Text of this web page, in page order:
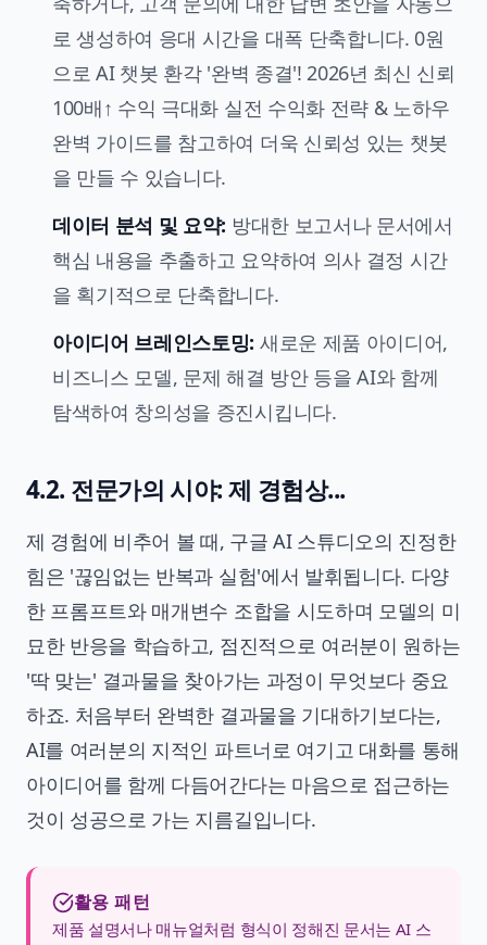
로 생성하여 응대 시간을 대폭 단축합니다. 0원
으로 AI 챗봇 환각 '완벽 종결'! 2026년 최신 신뢰
100배↑ 수익 극대화 실전 수익화 전략 & 노하우
완벽 가이드를 참고하여 더욱 신뢰성 있는 챗봇
을 만들 수 있습니다.
데이터 분석 및 요약: 방대한 보고서나 문서에서
핵심 내용을 추출하고 요약하여 의사 결정 시간
을 획기적으로 단축합니다.
아이디어 브레인스토밍: 새로운 제품 아이디어,
비즈니스 모델, 문제 해결 방안 등을 AI와 함께
탐색하여 창의성을 증진시킵니다.
4.2. 전문가의 시야: 제 경험상...
제 경험에 비추어 볼 때, 구글 AI 스튜디오의 진정한
힘은 '끊임없는 반복과 실험'에서 발휘됩니다. 다양
한 프롬프트와 매개변수 조합을 시도하며 모델의 미
묘한 반응을 학습하고, 점진적으로 여러분이 원하는
'딱 맞는' 결과물을 찾아가는 과정이 무엇보다 중요
하죠. 처음부터 완벽한 결과물을 기대하기보다는,
AI를 여러분의 지적인 파트너로 여기고 대화를 통해
아이디어를 함께 다듬어간다는 마음으로 접근하는
것이 성공으로 가는 지름길입니다.
활용 패턴
제품 설명서나 매뉴얼처럼 형식이 정해진 문서는 AI 스